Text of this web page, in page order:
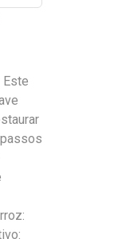
Este